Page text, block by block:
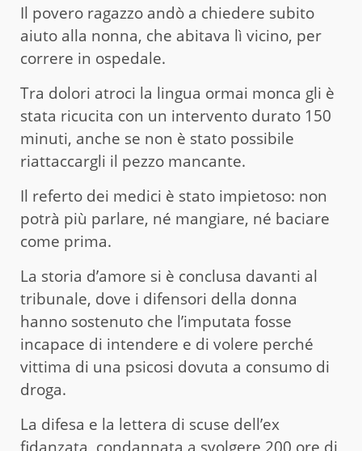
Il povero ragazzo andò a chiedere subito
aiuto alla nonna, che abitava lì vicino, per
correre in ospedale.
Tra dolori atroci la lingua ormai monca gli è
stata ricucita con un intervento durato 150
minuti, anche se non è stato possibile
riattaccargli il pezzo mancante.
Il referto dei medici è stato impietoso: non
potrà più parlare, né mangiare, né baciare
come prima.
La storia d’amore si è conclusa davanti al
tribunale, dove i difensori della donna
hanno sostenuto che l’imputata fosse
incapace di intendere e di volere perché
vittima di una psicosi dovuta a consumo di
droga.
La difesa e la lettera di scuse dell’ex
fidanzata, condannata a svolgere 200 ore di